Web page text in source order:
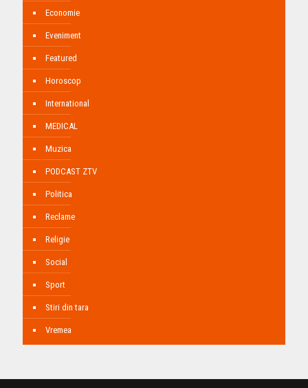
Economie
Eveniment
Featured
Horoscop
International
MEDICAL
Muzica
PODCAST ZTV
Politica
Reclame
Religie
Social
Sport
Stiri din tara
Vremea